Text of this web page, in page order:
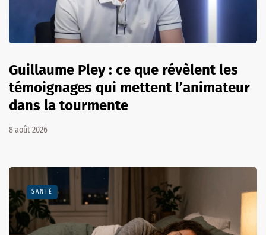
Guillaume Pley : ce que révèlent les
témoignages qui mettent l’animateur
dans la tourmente
8 août 2026
SANTÉ